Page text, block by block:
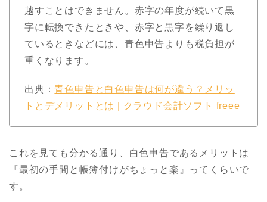
越すことはできません。赤字の年度が続いて黒
字に転換できたときや、赤字と黒字を繰り返し
ているときなどには、青色申告よりも税負担が
重くなります。
出典：青色申告と白色申告は何が違う？メリッ
トとデメリットとは | クラウド会計ソフト freee
これを見ても分かる通り、白色申告であるメリットは
『最初の手間と帳簿付けがちょっと楽』ってくらいで
す。